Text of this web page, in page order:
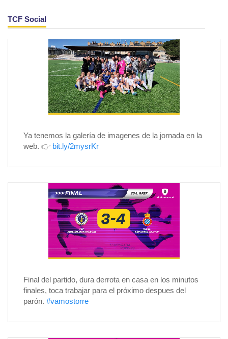
TCF Social
Ya tenemos la galería de imagenes de la jornada en la
web. 👉 bit.ly/2mysrKr
Final del partido, dura derrota en casa en los minutos
finales, toca trabajar para el próximo despues del
parón. #vamostorre